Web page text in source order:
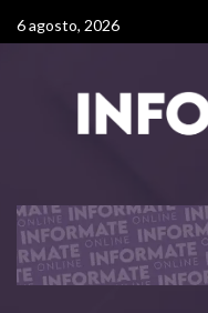
6 agosto, 2026